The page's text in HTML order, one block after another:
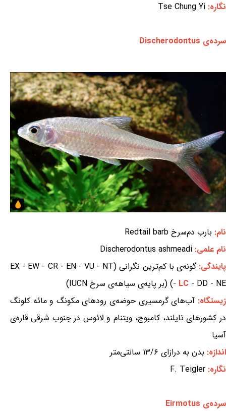
نگاره: Tse Chung Yi
سرده‌ی Discherodontus
نام: بارب دم‌سرخ Redtail barb
نام علمی: Discherodontus ashmeadi
پایندگی:
گونه‌ی با کم‌ترین نگرانی (EX - EW - CR - EN - VU - NT
- LC - DD - NE) (بر پایه‌ی سیاهه‌ی سرخ IUCN)
زیستگاه: آب‌های گرمسیری حوضه‌ی رودهای مکونگ و مائه کلونگ
در کشورهای تایلند، کامبوج، ویتنام و لائوس در جنوب شرقی قاره‌ی
آسیا
اندازه: بدن به درازای ۱۳/۶ سانتی‌متر
نگاره: F. Teigler
سرده‌ی Eirmotus